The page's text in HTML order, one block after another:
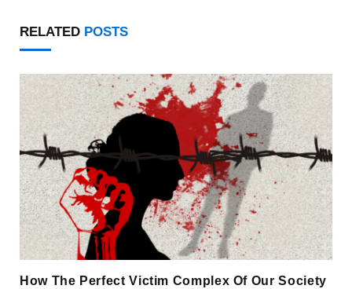
RELATED POSTS
How The Perfect Victim Complex Of Our Society